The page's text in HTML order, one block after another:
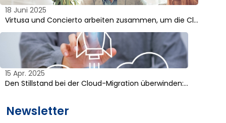
18 Juni 2025
Virtusa und Concierto arbeiten zusammen, um die Cl…
15 Apr. 2025
Den Stillstand bei der Cloud-Migration überwinden:…
Newsletter